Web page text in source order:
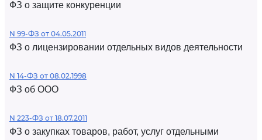
ФЗ о защите конкуренции
N 99-ФЗ от 04.05.2011
ФЗ о лицензировании отдельных видов деятельности
N 14-ФЗ от 08.02.1998
ФЗ об ООО
N 223-ФЗ от 18.07.2011
ФЗ о закупках товаров, работ, услуг отдельными